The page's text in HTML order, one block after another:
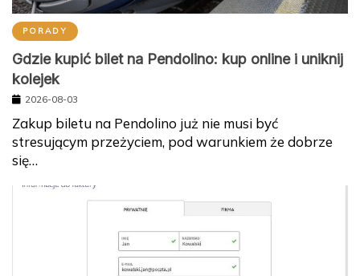
PORADY
Gdzie kupić bilet na Pendolino: kup online i uniknij
kolejek
2026-08-03
Zakup biletu na Pendolino już nie musi być
stresującym przeżyciem, pod warunkiem że dobrze
się…